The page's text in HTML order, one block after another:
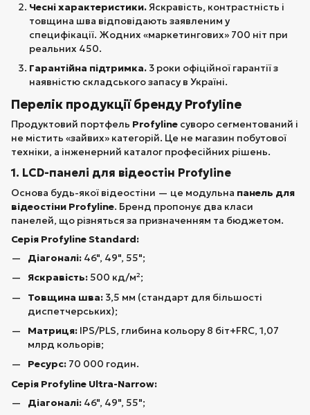
Чесні характеристики.Яскравість, контрастність і
товщина шва відповідають заявленим у
специфікації. Жодних «маркетингових» 700 ніт при
реальних 450.
Гарантійна підтримка. 3 роки офіційної гарантії з
наявністю складського запасу в Україні.
Перелік продукції бренду Profyline
Продуктовий портфель Profyline суворо сегментований і
не містить «зайвих» категорій. Це не магазин побутової
техніки, а інженерний каталог професійних рішень.
1. LCD-панелі для відеостін Profyline
Основа будь-якої відеостіни — це модульна панель для
відеостіни Profyline. Бренд пропонує два класи
панелей, що різняться за призначенням та бюджетом.
Серія Profyline Standard:
Діагоналі: 46", 49", 55";
Яскравість: 500 кд/м²;
Товщина шва: 3,5 мм (стандарт для більшості
диспетчерських);
Матриця: IPS/PLS, глибина кольору 8 біт+FRC, 1,07
млрд кольорів;
Ресурс: 70 000 годин.
Серія Profyline Ultra-Narrow:
Діагоналі: 46", 49", 55";